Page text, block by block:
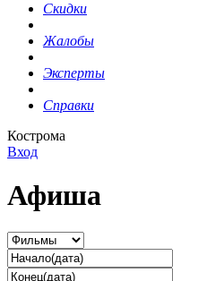
Скидки
Жалобы
Эксперты
Справки
Кострома
Вход
Афиша